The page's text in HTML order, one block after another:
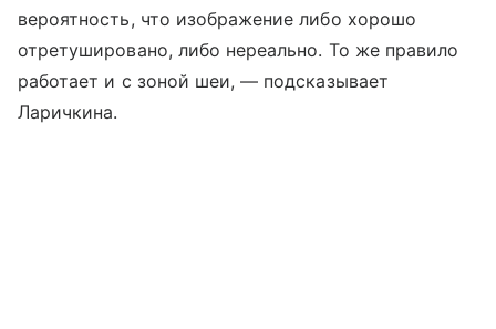
вероятность, что изображение либо хорошо
отретушировано, либо нереально. То же правило
работает и с зоной шеи, — подсказывает
Ларичкина.